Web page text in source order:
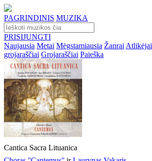
PAGRINDINIS MUZIKA
PRISIJUNGTI
Naujausia Metai Mėgstamiausia Žanrai Atlikėjai
grojaraščiai Grojaraščiai Paieška
Cantica Sacra Lituanica